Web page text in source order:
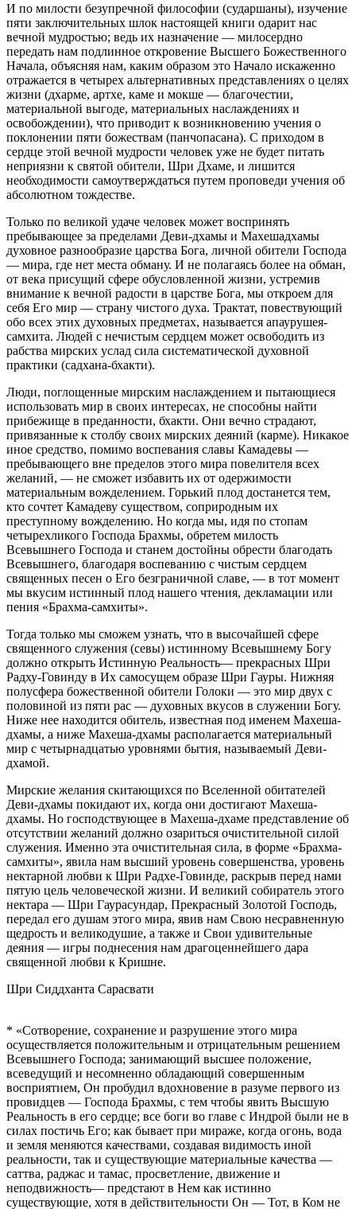
И по милости безупречной философии (сударшаны), изучение
пяти заключительных шлок настоящей книги одарит нас
вечной мудростью; ведь их назначение — милосердно
передать нам подлинное откровение Высшего Божественного
Начала, объясняя нам, каким образом это Начало искаженно
отражается в четырех альтернативных представлениях о целях
жизни (дхарме, артхе, каме и мокше — благочестии,
материальной выгоде, материальных наслаждениях и
освобождении), что приводит к возникновению учения о
поклонении пяти божествам (панчопасана). С приходом в
сердце этой вечной мудрости человек уже не будет питать
неприязни к святой обители, Шри Дхaме, и лишится
необходимости самоутверждаться путем проповеди учения об
абсолютном тождестве.
Только по великой удаче человек может воспринять
пребывающее за пределами Деви-дхамы и Махешадхамы
духовное разнообразие царства Бога, личной обители Господа
— мира, где нет места обману. И не полагаясь более на обман,
от века присущий сфере обусловленной жизни, устремив
внимание к вечной радости в царстве Бога, мы откроем для
себя Его мир — страну чистого духа. Трактат, повествующий
обо всех этих духовных предметах, называется апаурушея-
самхита. Людей с нечистым сердцем может освободить из
рабства мирских услад сила систематической духовной
практики (садхана-бхакти).
Люди, поглощенные мирским наслаждением и пытающиеся
использовать мир в своих интересах, не способны найти
прибежище в преданности, бхакти. Они вечно страдают,
привязанные к столбу своих мирских деяний (карме). Никакое
иное средство, помимо воспевания славы Камадевы —
пребывающего вне пределов этого мира повелителя всех
желаний, — не сможет избавить их от одержимости
материальным вожделением. Горький плод достанется тем,
кто сочтет Камадеву существом, соприродным их
преступному вожделению. Но когда мы, идя по стопам
четырехликого Господа Брахмы, обретем милость
Всевышнего Господа и станем достойны обрести благодать
Всевышнего, благодаря воспеванию с чистым сердцем
священных песен о Его безграничной славе, — в тот момент
мы вкусим истинный плод нашего чтения, декламации или
пения «Брахма-самхиты».
Тогда только мы сможем узнать, что в высочайшей сфере
священного служения (севы) истинному Всевышнему Богу
должно открыть Истинную Реальность— прекрасных Шри
Радху-Говинду в Их самосущем образе Шри Гауры. Нижняя
полусфера божественной обители Голоки — это мир двух с
половиной из пяти рас — духовных вкусов в служении Богу.
Ниже нее находится обитель, известная под именем Махеша-
дхамы, а ниже Махеша-дхамы располагается материальный
мир с четырнадцатью уровнями бытия, называемый Деви-
дхамой.
Мирские желания скитающихся по Вселенной обитателей
Деви-дхамы покидают их, когда они достигают Махеша-
дхамы. Но господствующее в Махеша-дхаме представление об
отсутствии желаний должно озариться очистительной силой
служения. Именно эта очистительная сила, в форме «Брахма-
самхиты», явила нам высший уровень совершенства, уровень
нектарной любви к Шри Радхе-Говинде, раскрыв перед нами
пятую цель человеческой жизни. И великий собиратель этого
нектара — Шри Гаурасундар, Прекрасный Золотой Господь,
передал его душам этого мира, явив нам Свою несравненную
щедрость и великодушие, а также и Свои удивительные
деяния — игры поднесения нам драгоценнейшего дара
священной любви к Кришне.
Шри Сиддханта Сарасвати
* «Сотворение, сохранение и разрушение этого мира
осуществляется положительным и отрицательным решением
Всевышнего Господа; занимающий высшее положение,
всеведущий и несомненно обладающий совершенным
восприятием, Он пробудил вдохновение в разуме первого из
провидцев — Господа Брахмы, с тем чтобы явить Высшую
Реальность в его сердце; все боги во главе с Индрой были не в
силах постичь Его; как бывает при мираже, когда огонь, вода
и земля меняются качествами, создавая видимость иной
реальности, так и существующие материальные качества —
саттва, раджас и тамас, просветление, движение и
неподвижность— предстают в Нем как истинно
существующие, хотя в действительности Он — Тот, в Ком не